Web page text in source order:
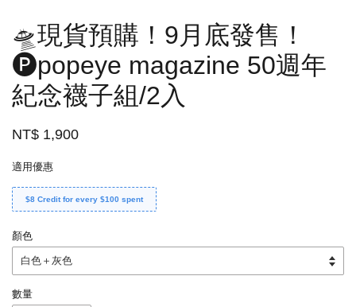
🛸現貨預購！9月底發售！
🅟popeye magazine 50週年
紀念襪子組/2入
NT$ 1,900
適用優惠
$8 Credit for every $100 spent
顏色
數量